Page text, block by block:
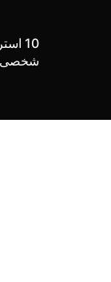
10